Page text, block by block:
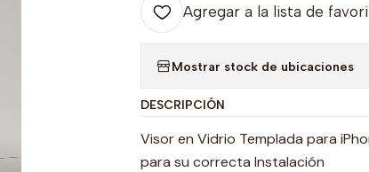
Agregar a la lista de
Mostrar stock de ubicaciones
DESCRIPCIÓN
Visor en Vidrio Templada para
para su correcta Instalación